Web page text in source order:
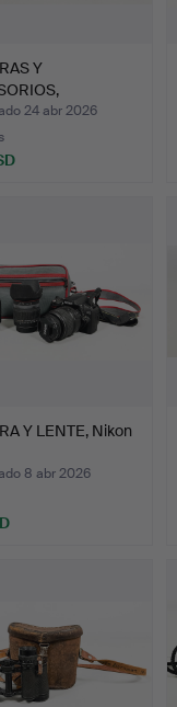
Y
Nikon.
24 abr 2026
Y LENTE, Nikon
8 abr 2026